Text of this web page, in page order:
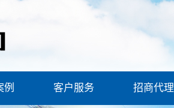
例 客户服务 招商代理